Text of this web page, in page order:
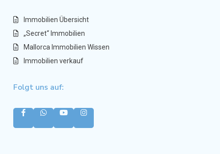
Immobilien Übersicht
„Secret“ Immobilien
Mallorca Immobilien Wissen
Immobilien verkauf
Folgt uns auf: